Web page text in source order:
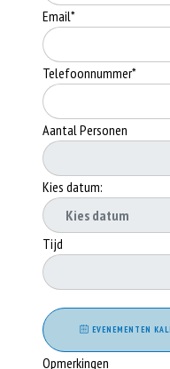
Email*
Telefoonnummer*
Aantal Personen
Kies datum:
Tijd
EVENEMENTEN
Opmerkingen